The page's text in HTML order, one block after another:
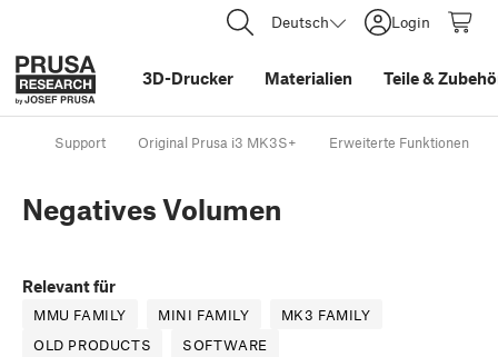
Deutsch Login
3D-Drucker Materialien Teile&
Support Original Prusa i3 MK3S+ Erweiterte Funktionen
Negatives Volumen
Relevant für
MMU FAMILY MINI FAMILY
MK3 FAMILY
OLD PRODUCTS
SOFTWARE